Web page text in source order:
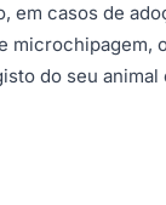
casos de
do seu